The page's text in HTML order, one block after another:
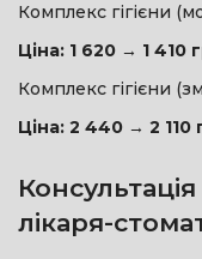
Комплекс гігієни
Ціна: 1 620 → 1 410
Комплекс гігієни
Ціна: 2 440 → 2 110
лікаря-